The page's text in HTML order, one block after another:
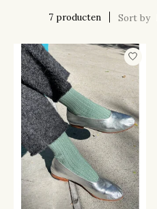
7 producten Sort by